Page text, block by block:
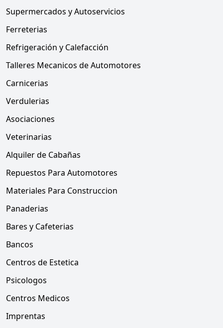
Supermercados y Autoservicios
Ferreterias
Refrigeración y Calefacción
Talleres Mecanicos de Automotores
Carnicerias
Verdulerias
Asociaciones
Veterinarias
Alquiler de Cabañas
Repuestos Para Automotores
Materiales Para Construccion
Panaderias
Bares y Cafeterias
Bancos
Centros de Estetica
Psicologos
Centros Medicos
Imprentas